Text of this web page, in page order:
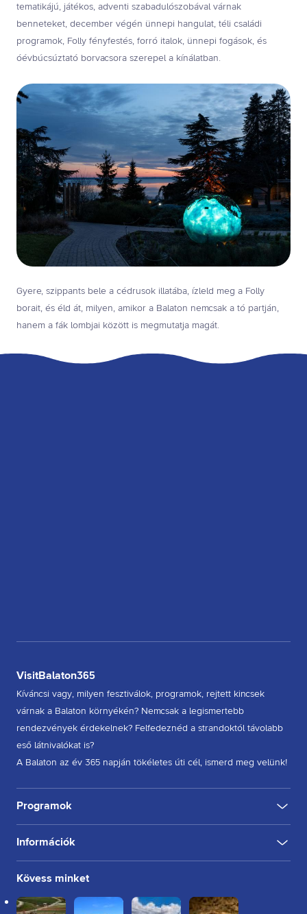
tematikájú, játékos, adventi szabadulószobával várnak
benneteket, december végén ünnepi hangulat, téli családi
programok, Folly fényfestés, forró italok, ünnepi fogások, és
óévbúcsúztató borvacsora szerepel a kínálatban.
Gyere, szippants bele a cédrusok illatába, ízleld meg a Folly
borait, és éld át, milyen, amikor a Balaton nemcsak a tó partján,
hanem a fák lombjai között is megmutatja magát.
VisitBalaton365
Kíváncsi vagy, milyen fesztiválok, programok, rejtett kincsek
várnak a Balaton környékén? Nemcsak a legismertebb
rendezvények érdekelnek? Felfedeznéd a strandoktól távolabb
eső látnivalókat is?
A Balaton az év 365 napján tökéletes úti cél, ismerd meg velünk!
Programok
KULTÚRA FESZTIVÁL
TÚRA, SÉTA
KERÉKPÁROZÁS
Információk
Rólunk
Kapcsolat
Kövess minket